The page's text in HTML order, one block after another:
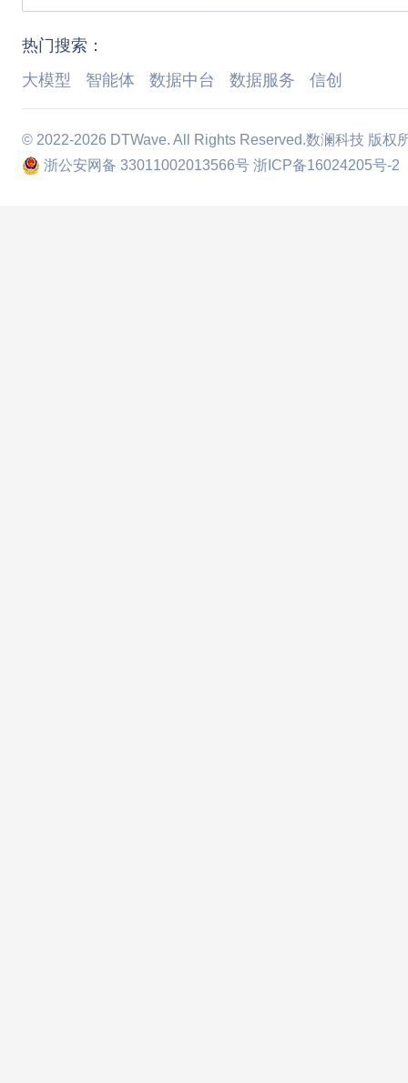
热门搜索：
大模型
智能体 数据中台 数据服务 信创
© 2022-2026 DTWave. All Rights Reserved.数澜科技 版权
浙公安网备 33011002013566号 浙ICP备16024205号-2